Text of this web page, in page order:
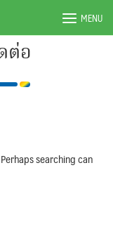
MENU
ต่อ
searching can